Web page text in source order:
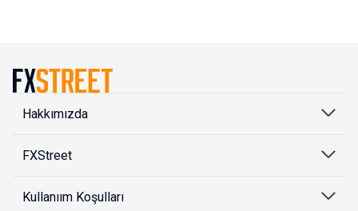
Hakkımızda
FXStreet
Kullanıım Koşulları